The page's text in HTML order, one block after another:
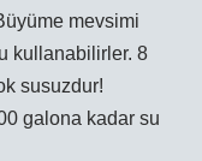
mevsimi
kullanabilirler. 8
susuzdur!
galona kadar su